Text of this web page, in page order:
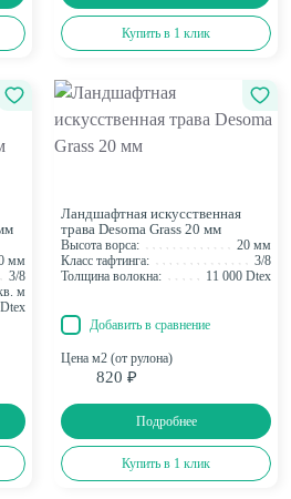
Купить в 1 клик
мм
3/8
м
Ландшафтная искусственная
трава Desoma Grass 20 мм
Высота ворса:
20 мм
Класс тафтинга:
3/8
Толщина волокна:
11 000 Dtex
Добавить в сравнение
Цена м2 (от рулона)
820 ₽
Подробнее
Купить в 1 клик